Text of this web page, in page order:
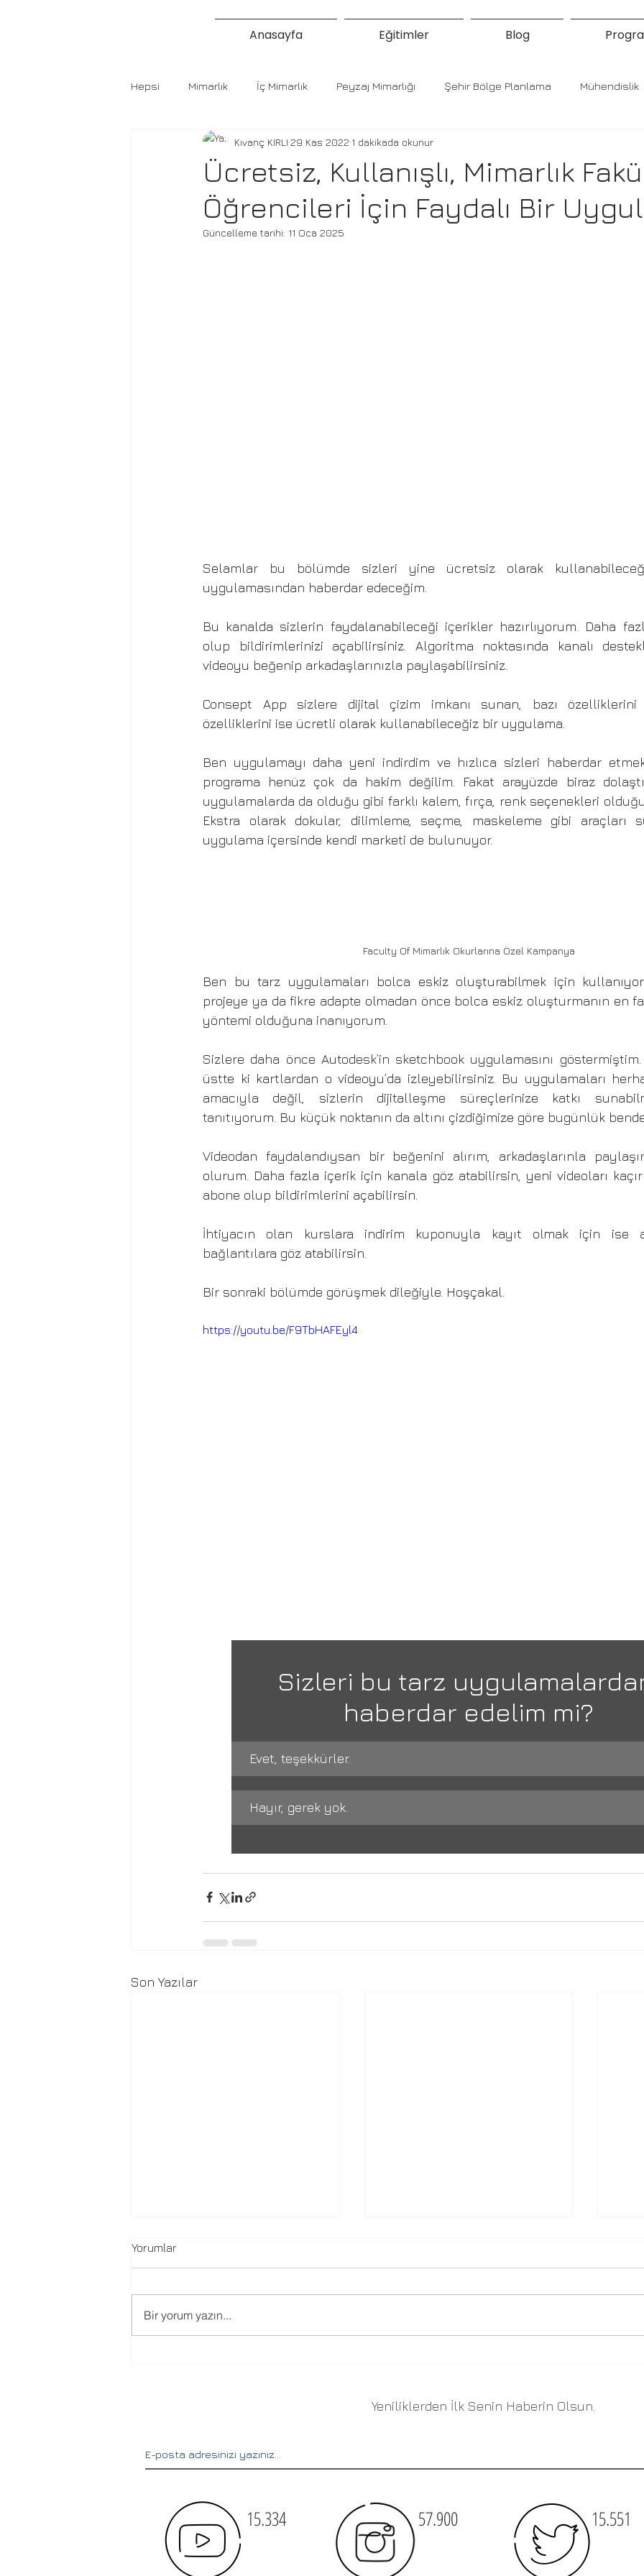
Anasayfa Eğitimler Blog
Hepsi Mimarlık İç Mimarlık Peyzaj Mimarlığı Şehir Bölge Planlama Mühendislik
Ücretsiz, Kullanışlı, Mimarlık
Öğrencileri İçin Faydalı Bir
Kıvanç KIRLI 29 Kas 2022 1 dakikada okunur
Güncelleme tarihi: 11 Oca 2025
Selamlar bu bölümde sizleri yine ücretsiz olarak
uygulamasından haberdar edeceğim.
Bu kanalda sizlerin faydalanabileceği içerikler hazırlıyorum. Daha
olup bildirimlerinizi açabilirsiniz. Algoritma noktasında kanalı
videoyu beğenip arkadaşlarınızla paylaşabilirsiniz.
Consept App sizlere dijital çizim imkanı sunan, bazı özelliklerini
özelliklerini ise ücretli olarak kullanabileceğiz bir uygulama.
Ben uygulamayı daha yeni indirdim ve hızlıca sizleri haberdar
programa henüz çok da hakim değilim. Fakat arayüzde biraz
uygulamalarda da olduğu gibi farklı kalem, fırça, renk seçenekleri
Ekstra olarak dokular, dilimleme, seçme, maskeleme gibi araçları
uygulama içersinde kendi marketi de bulunuyor.
Faculty Of Mimarlık Okurlarına Özel Kampanya
Ben bu tarz uygulamaları bolca eskiz oluşturabilmek için
projeye ya da fikre adapte olmadan önce bolca eskiz oluşturmanın en
yöntemi olduğuna inanıyorum.
Sizlere daha önce Autodesk’in sketchbook uygulamasını
üstte ki kartlardan o videoyu’da izleyebilirsiniz. Bu uygulamaları
amacıyla değil, sizlerin dijitalleşme süreçlerinize katkı
tanıtıyorum. Bu küçük noktanın da altını çizdiğimize göre bugünlük
Videodan faydalandıysan bir beğenini alırım, arkadaşlarınla
olurum. Daha fazla içerik için kanala göz atabilirsin, yeni videoları
abone olup bildirimlerini açabilirsin.
İhtiyacın olan kurslara indirim kuponuyla kayıt olmak için ise
bağlantılara göz atabilirsin.
Bir sonraki bölümde görüşmek dileğiyle. Hoşçakal.
https://youtu.be/F9TbHAFEyl4
Sizleri bu tarz
haberdar edelim mi?
Evet, teşekkürler.
Hayır, gerek yok.
Son Yazılar
Yorumlar
Bir yorum yazın...
Yeniliklerden İlk Senin Haberin Olsun.
15.334 57.900 15.551